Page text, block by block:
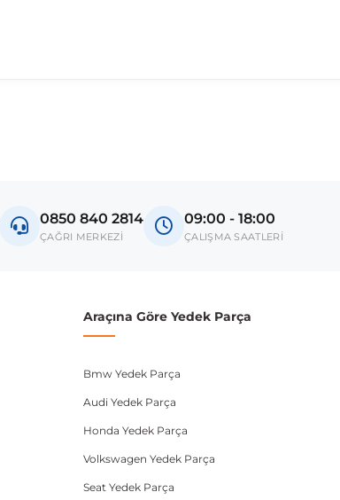
0850 840 2814
ÇAĞRI MERKEZİ
09:00 - 18:00
ÇALIŞMA SAATLERİ
Araçına Göre Yedek Parça
Bmw Yedek Parça
Audi Yedek Parça
Honda Yedek Parça
Volkswagen Yedek Parça
Seat Yedek Parça